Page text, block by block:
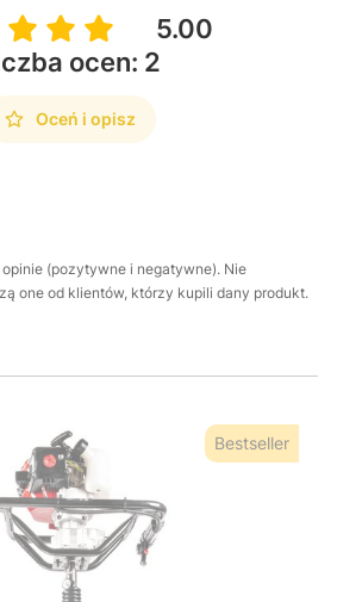
5.00
ocen: 2
Oceń i opisz
(pozytywne i negatywne). Nie
one od klientów, którzy kupili dany produkt.
Bestseller